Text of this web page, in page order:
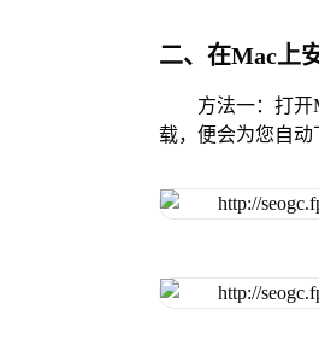
二、在Mac上
方法一：打开
载，便会为您自动